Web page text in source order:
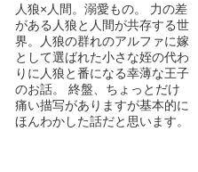
人狼×人間。溺愛もの。 力の差
がある人狼と人間が共存する世
界。人狼の群れのアルファに嫁
として選ばれた小さな姪の代わ
りに人狼と番になる幸薄な王子
のお話。 終盤、ちょっとだけ
痛い描写がありますが基本的に
ほんわかした話だと思います。